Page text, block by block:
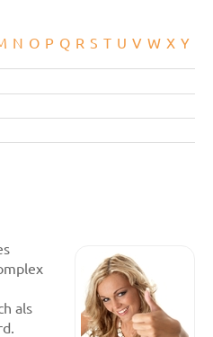
N O P Q R S T U V W X Y
als